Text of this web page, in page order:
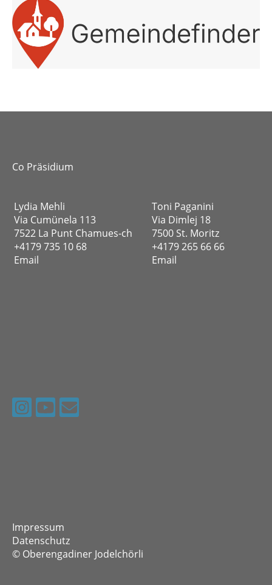
Co Präsidium
Lydia Mehli
Via Cumünela 113
7522 La Punt Chamues-ch
+4179 735 10 68
Email
Toni Paganini
Via Dimlej 18
7500 St. Moritz
+4179 265 66 66
Email
Impressum
Datenschutz
© Oberengadiner Jodelchörli